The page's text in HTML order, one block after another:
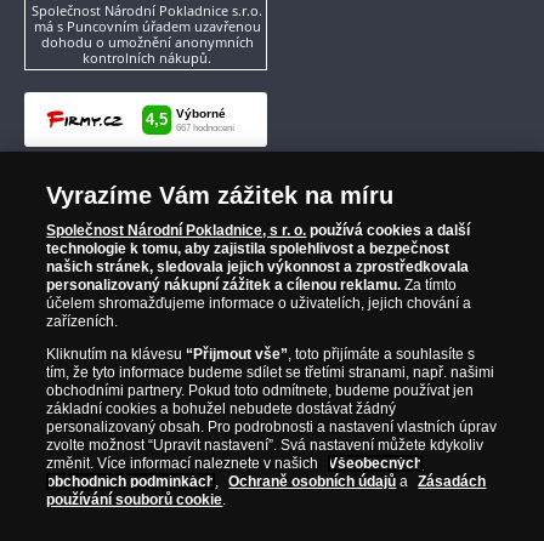
Společnost Národní Pokladnice s.r.o.
má s Puncovním úřadem uzavřenou
dohodu o umožnění anonymních
kontrolních nákupů.
Vyrazíme Vám zážitek na míru
Společnost Národní Pokladnice, s r. o. používá cookies a další
technologie k tomu, aby zajistila spolehlivost a bezpečnost
našich stránek, sledovala jejich výkonnost a zprostředkovala
personalizovaný nákupní zážitek a cílenou reklamu. Za tímto
účelem shromažďujeme informace o uživatelích, jejich chování a
zařízeních.
Kliknutím na klávesu“Přijmout vše”, toto přijímáte a souhlasíte s
tím, že tyto informace budeme sdílet se třetími stranami, např. našimi
obchodními partnery. Pokud toto odmítnete, budeme používat jen
základní cookies a bohužel nebudete dostávat žádný
personalizovaný obsah. Pro podrobnosti a nastavení vlastních úprav
zvolte možnost “Upravit nastavení”. Svá nastavení můžete kdykoliv
změnit. Více informací naleznete v našich
Všeobecných
obchodních podmínkách , Ochraně osobních údajů a
Zásadách
používání souborů cookie.